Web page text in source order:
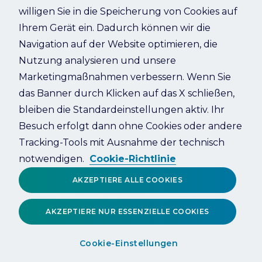
Refresh
willigen Sie in die Speicherung von Cookies auf
Ihrem Gerät ein. Dadurch können wir die
Navigation auf der Website optimieren, die
Nutzung analysieren und unsere
Marketingmaßnahmen verbessern. Wenn Sie
das Banner durch Klicken auf das X schließen,
bleiben die Standardeinstellungen aktiv. Ihr
Besuch erfolgt dann ohne Cookies oder andere
Tracking-Tools mit Ausnahme der technisch
notwendigen. Cookie-Richtlinie
Cookie-Einstellungen
AKZEPTIERE NUR ESSENZIELLE COOKIES
AKZEPTIERE ALLE COOKIES